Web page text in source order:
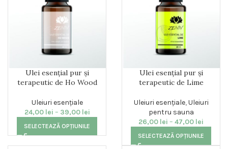
Ulei esențial pur și
terapeutic de Ho Wood
Uleiuri esențiale
24,00 lei – 39,00 lei
SELECTEAZĂ OPȚIUNILE
Ulei esențial pur și
terapeutic de Lime
Uleiuri esențiale,Uleiuri
pentru sauna
26,00 lei – 47,00 lei
SELECTEAZĂ OPȚIUNILE